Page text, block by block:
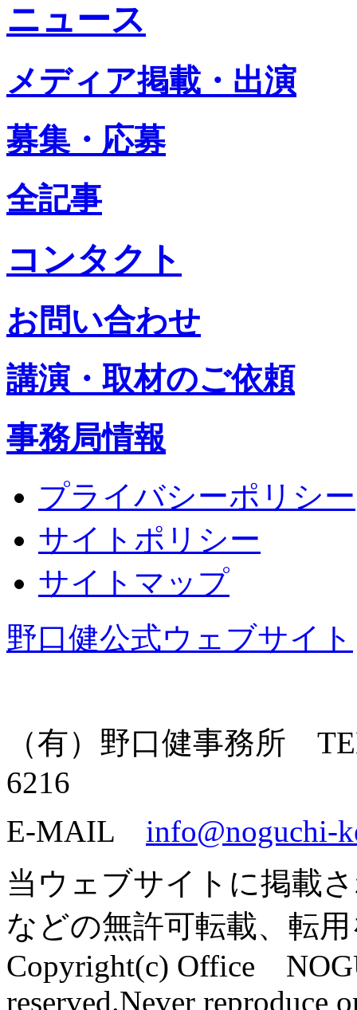
ニュース
メディア掲載・出演
募集・応募
全記事
コンタクト
お問い合わせ
講演・取材のご依頼
事務局情報
プライバシーポリシー
サイトポリシー
サイトマップ
野口健公式ウェブサイト
（有）野口健事務所
6216
E-MAIL info@noguchi-
当ウェブサイトに掲載
などの無許可転載、転
Copyright(c) Office
reserved.Never reproduce